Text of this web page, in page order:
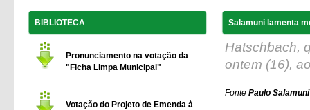
BIBLIOTECA
Pronunciamento na votação da
"Ficha Limpa Municipal"
Votação do Projeto de Emenda à
Salamuni lamenta
Hatschbach,
ontem (16),
Fonte Paulo